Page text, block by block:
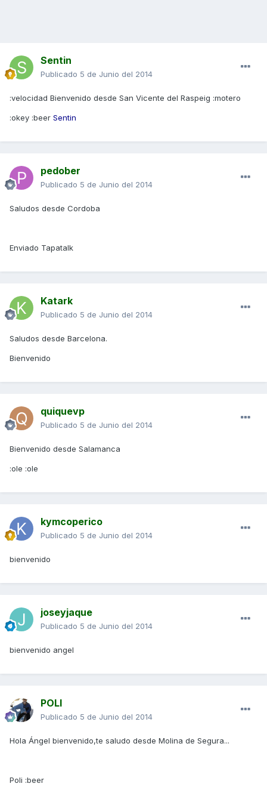
Sentin
Publicado 5 de Junio del 2014
:velocidad Bienvenido desde San Vicente del Raspeig :motero
:okey :beer Sentin
pedober
Publicado 5 de Junio del 2014
Saludos desde Cordoba
Enviado Tapatalk
Katark
Publicado 5 de Junio del 2014
Saludos desde Barcelona.
Bienvenido
quiquevp
Publicado 5 de Junio del 2014
Bienvenido desde Salamanca
:ole :ole
kymcoperico
Publicado 5 de Junio del 2014
bienvenido
joseyjaque
Publicado 5 de Junio del 2014
bienvenido angel
POLI
Publicado 5 de Junio del 2014
Hola Ángel bienvenido,te saludo desde Molina de Segura...
Poli :beer